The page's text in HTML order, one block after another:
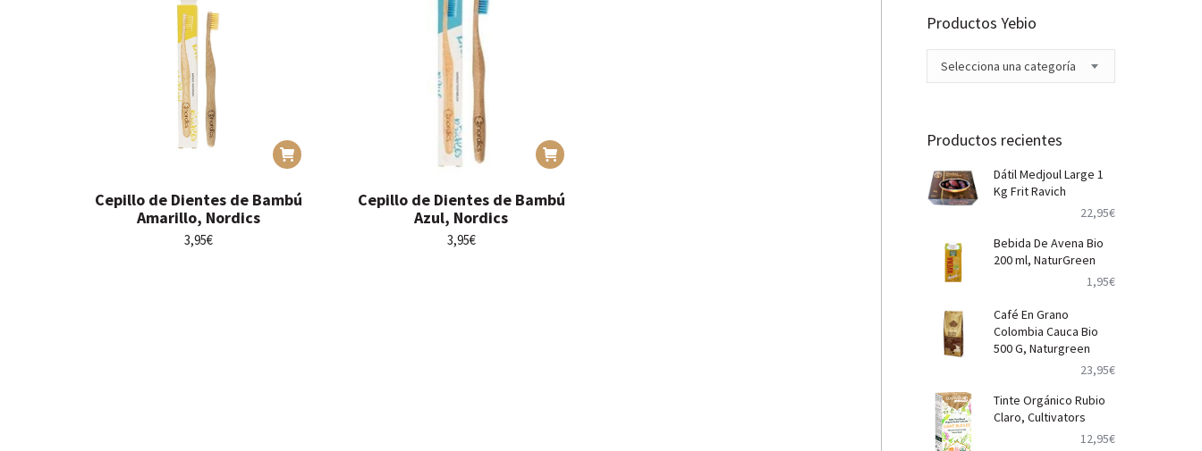
Cepillo de Dientes de Bambú
Amarillo, Nordics
3,95€
Cepillo de Dientes de Bambú
Azul, Nordics
3,95€
Productos Yebio
Selecciona una categoría
Productos recientes
Dátil Medjoul Large 1
Kg Frit Ravich
22,95€
Bebida De Avena Bio
200 ml, NaturGreen
1,95€
Café En Grano
Colombia Cauca Bio
500 G, Naturgreen
23,95€
Tinte Orgánico Rubio
Claro, Cultivators
12,95€